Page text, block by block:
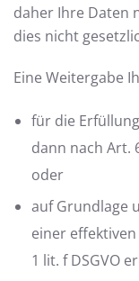
daher Ihre Daten
dies nicht
Eine Weitergabe
für die
dann nach Art.
oder
auf Grundlage
einer
1 lit. f DSGVO